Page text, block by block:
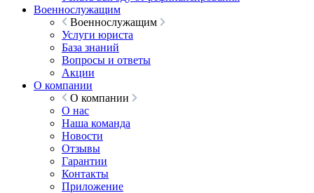
Военнослужащим
Военнослужащим
Услуги юриста
База знаний
Вопросы и ответы
Акции
О компании
О компании
О нас
Наша команда
Новости
Отзывы
Гарантии
Контакты
Приложение